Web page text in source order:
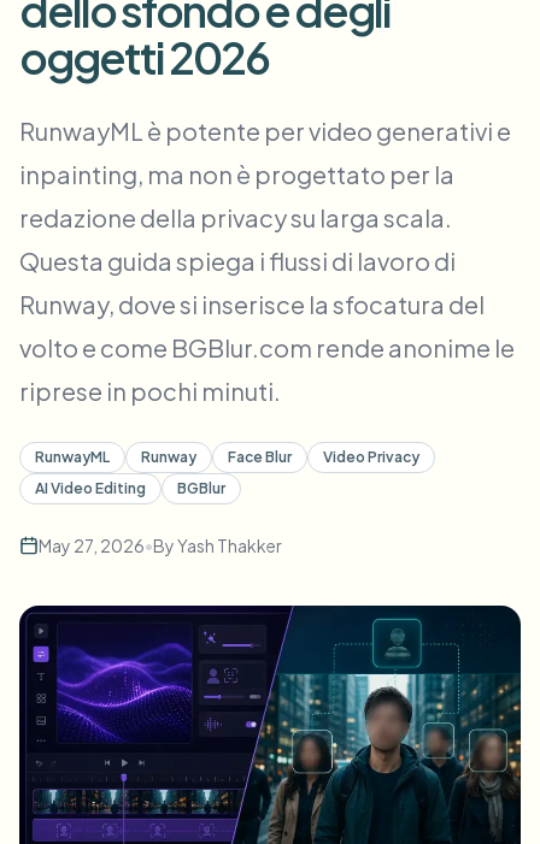
Scambio viso - Video
Intelligenza video
Sfocatura video in batch
Elabora molti video in un’unica passata
Sfocatura visi in blocco
Pipeline ad alto rendimento
Zone, policy e revisione enterprise
API & SDK
Modulo di contatto
Intelligenza video
Rimozione sfondo in blocco
oggetti 2026
RunwayML è potente per video generativi e
inpainting, ma non è progettato per la
redazione della privacy su larga scala.
Questa guida spiega i flussi di lavoro di
Runway, dove si inserisce la sfocatura del
volto e come BGBlur.com rende anonime le
riprese in pochi minuti.
RunwayML Runway Face Blur
Video Privacy
AI Video Editing
BGBlur
May 27, 2026•ByYash Thakker